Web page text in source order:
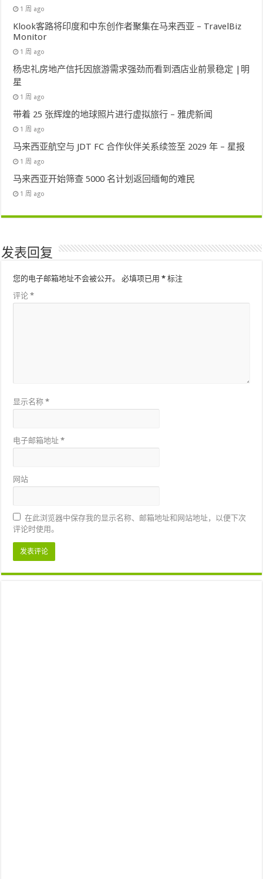
1 周 ago
Klook客路将印度和中东创作者聚集在马来西亚 – TravelBiz
Monitor
1 周 ago
杨忠礼房地产信托因旅游需求强劲而看到酒店业前景稳定 |明
星
1 周 ago
带着 25 张辉煌的地球照片进行虚拟旅行 – 雅虎新闻
1 周 ago
马来西亚航空与 JDT FC 合作伙伴关系续签至 2029 年 – 星报
1 周 ago
马来西亚开始筛查 5000 名计划返回缅甸的难民
1 周 ago
发表回复
您的电子邮箱地址不会被公开。 必填项已用* 标注
评论*
显示名称*
电子邮箱地址*
网站
在此浏览器中保存我的显示名称、邮箱地址和网站地址，以便下次
评论时使用。